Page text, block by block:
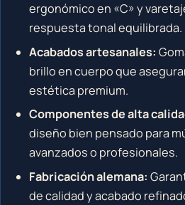
ergonómico en «C» y
respuesta tonal equilibrada.
Acabados artesanales:
brillo en cuerpo que
estética premium.
Componentes de alta
diseño bien pensado para
avanzados o profesionales.
Fabricación alemana:
de calidad y acabado